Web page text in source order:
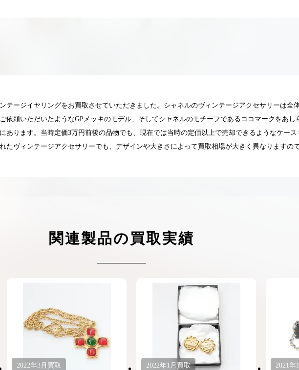
取相場や高く売れるコツを解説
取価格は？相場高騰で全体的に買取価格がア
ップしています
テージイヤリングをお買取させていただきました。シャネルのヴィンテージアクセサリーは全
依頼いただいたようなGPメッキのモデル、そしてシャネルのモチーフであるココマークをあし
あります。当時定価3万円前後の品物でも、現在では当時の定価以上で売却できるようなケース
たヴィンテージアクセサリーでも、デザインや大きさによって買取相場が大きく異なりますの
関連製品の買取実績
2022年3月 買取 2022年1月 買取 2021年